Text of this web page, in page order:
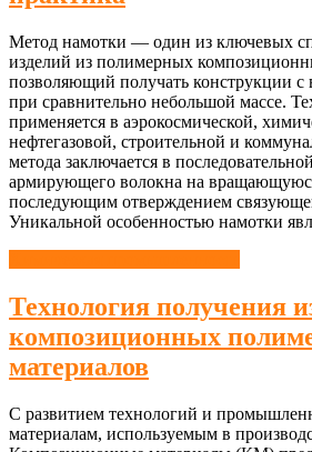
Метод намотки — один из ключевых
изделий из полимерных
позволяющий получать конструкции
при сравнительно небольшой массе.
применяется в аэрокосмической,
нефтегазовой, строительной и
метода заключается в
армирующего волокна на
последующим отверждением
Уникальной особенностью намотки
Технология получения
композиционных
материалов
С развитием технологий и
материалам, используемым в